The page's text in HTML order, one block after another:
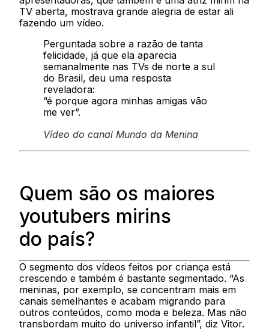
TV aberta, mostrava grande alegria de estar ali
fazendo um vídeo.
Perguntada sobre a razão de tanta
felicidade, já que ela aparecia
semanalmente nas TVs de norte a sul
do Brasil, deu uma resposta
reveladora:
“é porque agora minhas amigas vão
me ver”.
Vídeo do canal Mundo da Menina
Quem são os maiores
youtubers mirins
do país?
O segmento dos vídeos feitos por criança está
crescendo e também é bastante segmentado. “As
meninas, por exemplo, se concentram mais em
canais semelhantes e acabam migrando para
outros conteúdos, como moda e beleza. Mas não
transbordam muito do universo infantil”, diz Vitor.